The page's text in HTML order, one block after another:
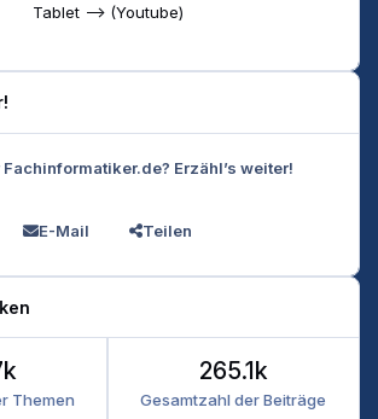
Tablet --> (Youtube)
Erzähl’s weiter!
E-Mail Teilen
Themen Gesamtzahl der Beiträge
265.1k